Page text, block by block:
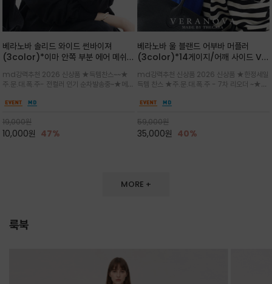
베라노바 솔리드 와이드 썬바이져
(3color)*이마 안쪽 부분 에어 메쉬
노바 심볼 전사 인쇄(Transfer
Printing)뒷밴딩으로 사이즈 조절이 가
능해 누구나 안정적으로 착용
md강력추천 2026 신상품 ★득템찬스~~★
주.문.대.폭.주- 전컬러 인기 순차발송중~★메쉬
일 보송보송한 스킨케어 핏(Skin-care fit)을
프,여행까지~~
19,000원
10,000원 47%
베라노바 울 블랜드 어부바 머플러
(3color)*14게이지/어깨 사이드 VN
잡는 감각적인 레이어드 니트 어부바숄/
뒷면의 은은한 V자 조직감과 부드러운
터치감으로 완성도를 높였으며, 단조로
md강력추천 신상품 2026 신상품 ★한정세일
득템 찬스 ★주.문.대.폭.주 - 7차 리오더 ~★셔
인트를 주기 좋으며, 소매 끝단에 위치한 실버
스러움을 동시에
59,000원
35,000원 40%
MORE +
룩북